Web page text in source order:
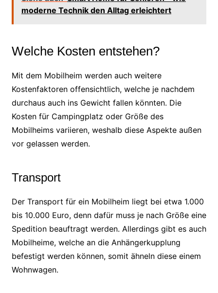
moderne Technik den Alltag erleichtert
Welche Kosten entstehen?
Mit dem Mobilheim werden auch weitere
Kostenfaktoren offensichtlich, welche je nachdem
durchaus auch ins Gewicht fallen könnten. Die
Kosten für Campingplatz oder Größe des
Mobilheims variieren, weshalb diese Aspekte außen
vor gelassen werden.
Transport
Der Transport für ein Mobilheim liegt bei etwa 1.000
bis 10.000 Euro, denn dafür muss je nach Größe eine
Spedition beauftragt werden. Allerdings gibt es auch
Mobilheime, welche an die Anhängerkupplung
befestigt werden können, somit ähneln diese einem
Wohnwagen.